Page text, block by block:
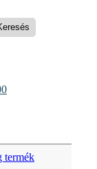
termék